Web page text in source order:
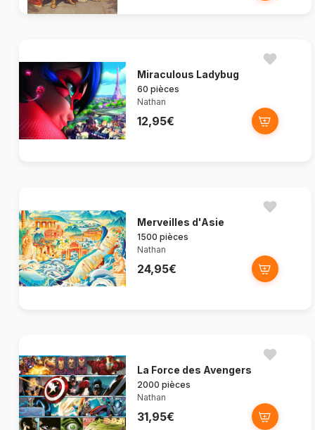
Miraculous Ladybug
60 pièces
Nathan
12,95€
Merveilles d'Asie
1500 pièces
Nathan
24,95€
La Force des Avengers
2000 pièces
Nathan
31,95€